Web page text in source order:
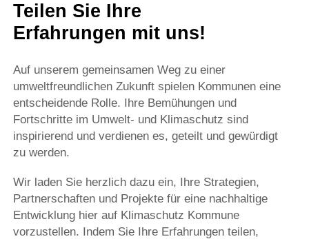
Teilen Sie Ihre
Erfahrungen mit uns!
Auf unserem gemeinsamen Weg zu einer
umweltfreundlichen Zukunft spielen Kommunen eine
entscheidende Rolle. Ihre Bemühungen und
Fortschritte im Umwelt- und Klimaschutz sind
inspirierend und verdienen es, geteilt und gewürdigt
zu werden.
Wir laden Sie herzlich dazu ein, Ihre Strategien,
Partnerschaften und Projekte für eine nachhaltige
Entwicklung hier auf Klimaschutz Kommune
vorzustellen. Indem Sie Ihre Erfahrungen teilen,